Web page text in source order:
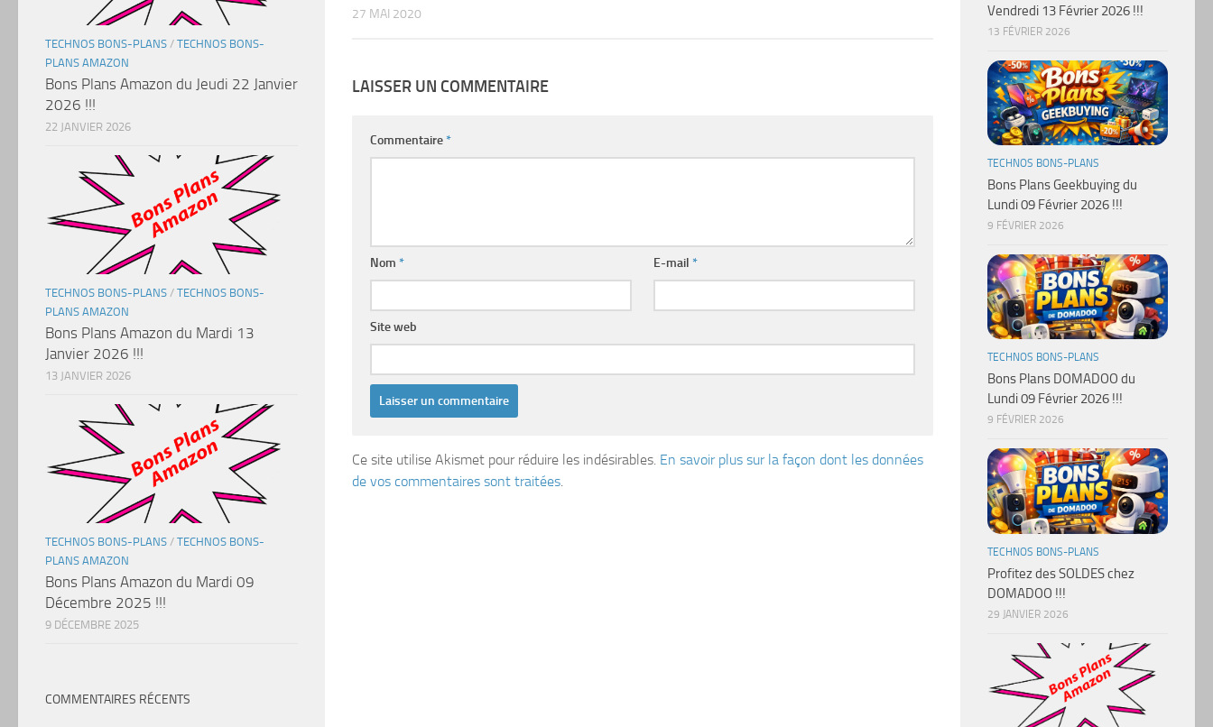
27 MAI 2020
LAISSER UN COMMENTAIRE
Commentaire*
Nom * E-mail*
Site web
Ce site utilise Akismet pour réduire les indésirables. En savoir plus sur la façon dont les données
de vos commentaires sont traitées
TECHNOS BONS-PLANS / TECHNOS BONS-
PLANS AMAZON
Bons Plans Amazon du Jeudi 22 Janvier
2026 !!!
22 JANVIER 2026
TECHNOS BONS-PLANS / TECHNOS BONS-
PLANS AMAZON
Bons Plans Amazon du Mardi 13
Janvier 2026 !!!
13 JANVIER 2026
TECHNOS BONS-PLANS / TECHNOS BONS-
PLANS AMAZON
Bons Plans Amazon du Mardi 09
Décembre 2025 !!!
9 DÉCEMBRE 2025
COMMENTAIRES RÉCENTS
Vendredi 13 Février 2026 !!!
13 FÉVRIER 2026
TECHNOS BONS-PLANS
Bons Plans Geekbuying du
Lundi 09 Février 2026 !!!
9 FÉVRIER 2026
TECHNOS BONS-PLANS
Bons Plans DOMADOO du
Lundi 09 Février 2026 !!!
9 FÉVRIER 2026
TECHNOS BONS-PLANS
Profitez des SOLDES chez
DOMADOO !!!
29 JANVIER 2026